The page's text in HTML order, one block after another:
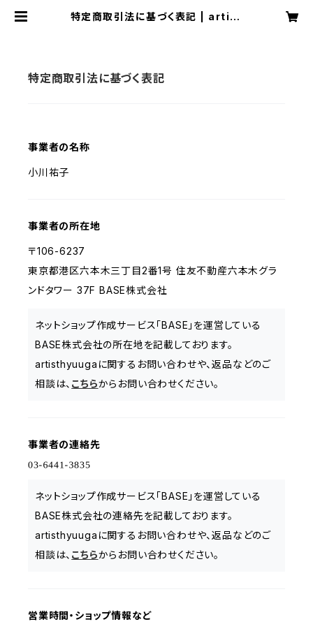
特定商取引法に基づく表記 | artist
特定商取引法に基づく表記
事業者の名称
小川祐子
事業者の所在地
〒106-6237
東京都港区六本木三丁目2番1号 住友不動産六本木グラ
ンドタワー 37F BASE株式会社
ネットショップ作成サービス「BASE」を運営している
BASE株式会社の所在地を記載しております。
artisthyuugaに関するお問い合わせや、返品などのご
相談は、 こちらからお問い合わせください。
事業者の連絡先
ネットショップ作成サービス「BASE」を運営している
BASE株式会社の連絡先を記載しております。
artisthyuugaに関するお問い合わせや、返品などのご
相談は、 こちらからお問い合わせください。
営業時間・ショップ情報など